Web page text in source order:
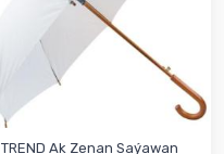
TREND Ak Zenan Saýawan